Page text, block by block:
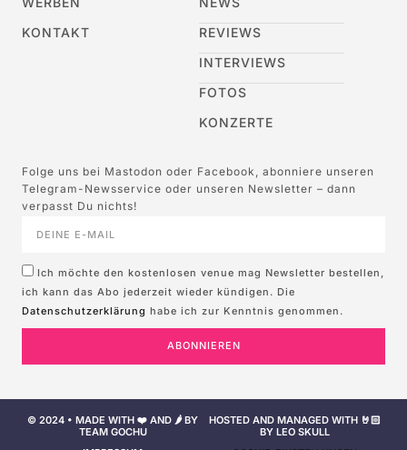
KONTAKT
REVIEWS
INTERVIEWS
FOTOS
KONZERTE
Folge uns bei Mastodon oder Facebook, abonniere unseren
Telegram-Newsservice oder unseren Newsletter – dann
verpasst Du nichts!
Ich möchte den kostenlosen venue mag Newsletter bestellen,
ich kann das Abo jederzeit wieder kündigen. Die
Datenschutzerklärung habe ich zur Kenntnis genommen.
ABONNIEREN
© 2024 • MADE WITH ❤️ AND 🌶️ BY
TEAM GOCHU
HOSTED AND MANAGED WITH 🤘🏻
BY LEO SKULL